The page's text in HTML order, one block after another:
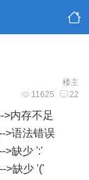
楼主
11625 22
>内存不足
>语法错误
>缺少 ':'
>缺少 '('